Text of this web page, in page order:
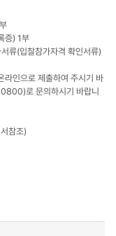
증) 1부
류(입찰참가자격 확인서류)
라인으로 제출하여 주시기 바
로 문의하시기 바랍니
참조)